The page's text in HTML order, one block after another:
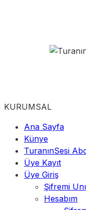
KURUMSAL
Ana Sayfa
Künye
TuranınSesi
Üye Kayıt
Üye Giriş
Şifremi
Hesabım